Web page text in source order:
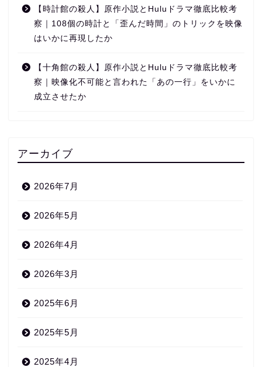
【時計館の殺人】原作小説とHuluドラマ徹底比較考
察｜108個の時計と「歪んだ時間」のトリックを映像
はいかに再現したか
【十角館の殺人】原作小説とHuluドラマ徹底比較考
察｜映像化不可能と言われた「あの一行」をいかに
成立させたか
アーカイブ
2026年7月
2026年5月
2026年4月
2026年3月
2025年6月
2025年5月
2025年4月